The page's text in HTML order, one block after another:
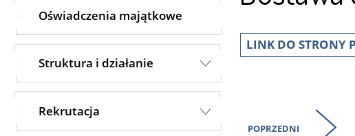
Oświadczenia majątkowe
Struktura i działanie
Rekrutacja
LINK DO STRONY
POPRZEDNI